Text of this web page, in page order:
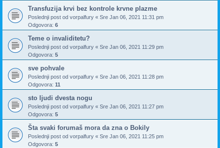
Transfuzija krvi bez kontrole krvne plazme
Poslednji post od vorpalfury « Sre Jan 06, 2021 11:31 pm
Odgovora: 6
Teme o invaliditetu?
Poslednji post od vorpalfury « Sre Jan 06, 2021 11:29 pm
Odgovora: 5
sve pohvale
Poslednji post od vorpalfury « Sre Jan 06, 2021 11:28 pm
Odgovora: 11
sto ljudi dvesta nogu
Poslednji post od vorpalfury « Sre Jan 06, 2021 11:27 pm
Odgovora: 5
Šta svaki forumaš mora da zna o Bokily
Poslednji post od vorpalfury « Sre Jan 06, 2021 11:25 pm
Odgovora: 5